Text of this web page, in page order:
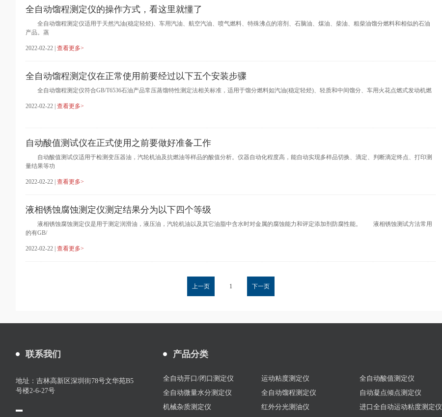
全自动馏程测定仪的操作方式，看这里就懂了
全自动馏程测定仪适用于天然汽油(稳定轻烃)、车用汽油、航空汽油、喷气燃料、特殊沸点的溶剂、石脑油、煤油、柴油、粗柴油馏分燃料和相似的石油
产品。蒸
2022-02-22 | 查看更多>
全自动馏程测定仪在正常使用前要经过以下五个安装步骤
全自动馏程测定仪符合GB/T6536石油产品常压蒸馏特性测定法相关标准，适用于馏分燃料如汽油(稳定轻烃)、轻质和中间馏分、车用火花点燃式发动机燃
2022-02-22 | 查看更多>
自动酸值测试仪在正式使用之前要做好准备工作
自动酸值测试仪适用于检测变压器油，汽轮机油及抗燃油等样品的酸值分析。仪器自动化程度高，能自动实现多样品切换、滴定、判断滴定终点、打印测
量结果等功
2022-02-22 | 查看更多>
液相锈蚀腐蚀测定仪测定结果分为以下四个等级
液相锈蚀腐蚀测定仪是用于测定润滑油，液压油，汽轮机油以及其它油脂中含水时对金属的腐蚀能力和评定添加剂防腐性能。 液相锈蚀测试方法常用
的有GB/
2022-02-22 | 查看更多>
上一页 1 下一页
联系我们
地址：吉林高新区深圳街78号文华苑B5
号楼2-6-27号
产品分类
全自动开口/闭口测定仪 运动粘度测定仪
全自动酸值测定仪
全自动微量水分测定仪
全自动馏程测定仪
自动凝点倾点测定仪
机械杂质测定仪
红外分光测油仪 进口全自动运动粘度测定仪